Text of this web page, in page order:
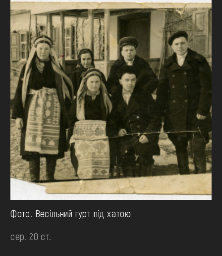
Фото. Весільний гурт під хатою
сер. 20 ст.